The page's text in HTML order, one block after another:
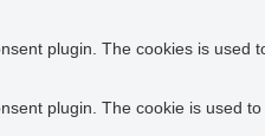
plugin. The cookies is used
plugin. The cookie is used